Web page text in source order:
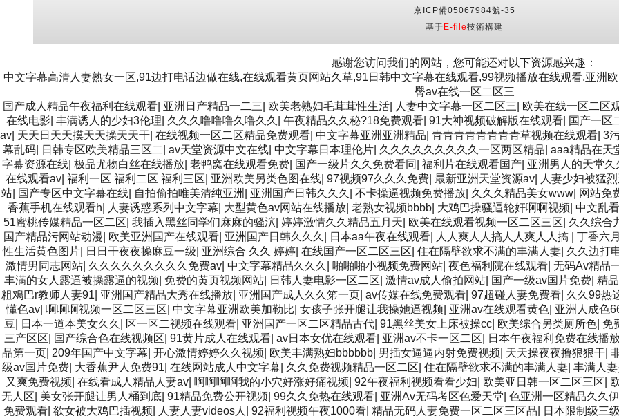
京ICP備05067984號-35
基于 E-file技術構建
感谢您访问我们的网站，您可能还对以下资源感兴趣：
中文字幕高清人妻熟女一区,91边打电话边做在线,在线观看黄页网站久草,91日韩中文字幕在线观看,99视频播放在线观看,亚洲
臀av在线一区二区三
国产成人精品午夜福利在线观看 亚洲日产精品一二三 欧美老熟妇毛茸茸性生活 人妻中文字幕一区二区三 欧美在线一区二区
在线电影 丰满诱人的少妇3伦理 久久久噜噜噜久噜久久 午夜精品久久秘?18免费观看 91大神视频破解版在线观看 国产一区
av 天天日天天摸天天操天天干 在线视频一区二区精品免费观看 中文字幕亚洲亚洲精品 青青青青青青青青草视频在线观看 3
幕乱码
日韩专区欧美精品三区二 av天堂资源中文在线 中文字幕日本理伦片 久久久久久久久久久一区两区精品 aaa精品在天
字幕资源在线| 极品尤物白丝在线播放| 老鸭窝在线观看免费| 国产一级片久久免费看同 福利片在线观看国产| 亚洲男人的天堂久
在线观看av 福利一区 福利二区 福利三区 亚洲欧美另类色图在线 97视频97久久久免费 最新亚洲天堂资源av
人妻少妇被猛
站 国产专区中文字幕在线 自拍偷拍唯美清纯亚洲 亚洲国产日韩久久久 不卡操逼视频免费播放 久久久精品美女www 网站免
香蕉手机在线观看h
人妻诱惑系列中文字幕 大型黄色av网站在线播放| 老熟女视频bbbb| 大鸡巴操骚逼轮奸啊啊视频 中文乱
51蜜桃传媒精品一区二区 我插入黑丝同学们麻麻的骚泬 婷婷激情久久精品五月天 欧美在线观看视频一区二区三区 久久综合
国产精品污网站动漫 欧美亚洲国产在线观看| 亚洲国产日韩久久久 日本aa午夜在线观看| 人人爽人人搞人人爽人人搞
丁香六
性生活黄色图片
日日干夜夜操麻豆一级 亚洲综合 久久 婷婷 在线国产一区二区三区 住在隔壁欲求不满的丰满人妻 久久边打
激情男同志网站 久久久久久久久久久免费av 中文字幕精品久久久 啪啪啪小视频免费网站 夜色福利院在线观看 无码Av精品
丰满的女人露逼被操露逼的视频 免费的黄页视频网站| 日韩人妻电影一区二区 激情av成人偷拍网站| 国产一级av国片免费| 精
粗鳮巴r教师人妻91 亚洲国产精品大秀在线播放 亚洲国产成人久久笫一页 av传媒在线免费观看 97超碰人妻免费看 久久99热
懂色av 啊啊啊视频一区二区三区 中文字幕亚洲欧美加勒比 女孩子张开腿让我操她逼视频 亚洲av在线观看黄色 亚洲人成色
豆
日本一道本美女久久 区一区二视频在线观看| 亚洲国产一区二区精品古代| 91黑丝美女上床被操cc| 欧美综合另类厕所色| 免
三产区区
国产综合色在线视频区 91黄片成人在线观看 av日本女优在线观看 亚洲av不卡一区二区
日本午夜福利免费在线播
品第一页 209年国产中文字幕 开心激情婷婷久久视频 欧美丰满熟妇bbbbbb 男插女逼逼内射免费视频 天天操夜夜撸狠狠干
级av国片免费| 大香蕉尹人免费91 在线网站成人中文字幕 久久免费视频精品一区二区 住在隔壁欲求不满的丰满人妻| 丰满人
又爽免费视频 在线看成人精品人妻av| 啊啊啊啊我的小穴好涨好痛视频 92午夜福利视频看看少妇 欧美亚日韩一区二区三区
无人区 美女张开腿让男人桶到底| 91精品免费公开视频 99久久免热在线观看| 亚洲Av无码考区色爱天堂 色亚洲一区精品久久
免费观看| 欲女被大鸡巴插视频 人妻人妻videos人 92福利视频午夜1000看| 精品无码人妻免费一区二区三区品 日本限制级三